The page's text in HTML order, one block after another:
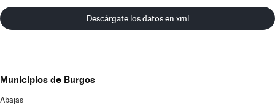
Descárgate los datos en xml
Municipios de Burgos
Abajas